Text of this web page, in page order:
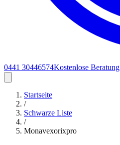
0441 30446574Kostenlose Beratung
Startseite
/
Schwarze Liste
/
Monavexorixpro